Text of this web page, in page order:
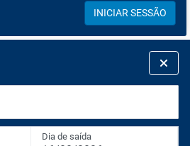
INICIAR SESSÃO
Dia de saída